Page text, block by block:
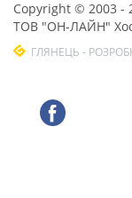
Copyright © 2003 -
ТОВ "ОН-ЛАЙН"
ГЛЯНЕЦЬ -